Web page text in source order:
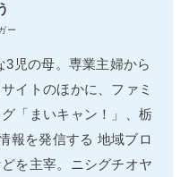
ー
児の母。専業主婦から
イトのほかに、ファミ
「まいキャン！」、栃
報を発信する 地域ブロ
を主宰。ニシグチオヤ